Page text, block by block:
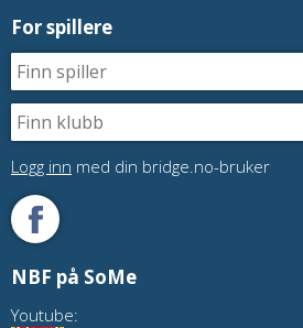
For spillere
Logg inn med din bridge.no-bruker
NBF på SoMe
Youtube: